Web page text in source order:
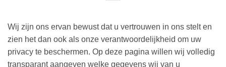
Wij zijn ons ervan bewust dat u vertrouwen in ons stelt en
zien het dan ook als onze verantwoordelijkheid om uw
privacy te beschermen. Op deze pagina willen wij volledig
transparant aangeven welke gegevens wij van u